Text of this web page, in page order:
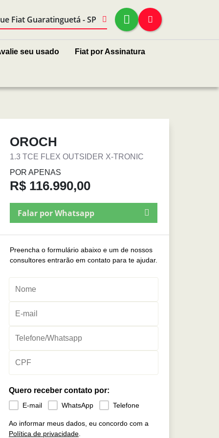
Fiat Guaratinguetá - SP
seu usado Fiat por Assinatura
OROCH
1.3 TCE FLEX OUTSIDER X-TRONIC
POR APENAS
R$ 116.990,00
Falar por Whatsapp
Preencha o formulário abaixo e um de nossos
consultores entrarão em contato para te ajudar.
Quero receber contato por:
E-mail WhatsApp Telefone
Ao informar meus dados, eu concordo com a
Política de privacidade.